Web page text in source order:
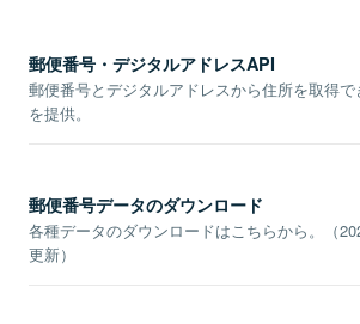
郵便番号・デジタルアドレスAPI
郵便番号とデジタルアドレスから住所を取得
を提供。
郵便番号データのダウンロード
各種データのダウンロードはこちらから。（
更新）